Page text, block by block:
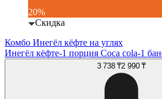
20%
Скидка
Комбо Инегёл кёфте на углях
Инегёл кёфте-1 порция Coca cola-1
3 738 ₸2 990 ₸